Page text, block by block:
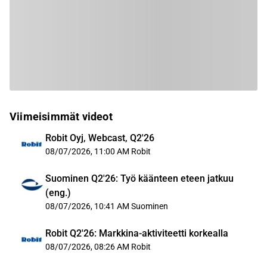
Viimeisimmät videot
Robit Oyj, Webcast, Q2'26
08/07/2026, 11:00 AM Robit
Suominen Q2'26: Työ käänteen eteen jatkuu
(eng.)
08/07/2026, 10:41 AM Suominen
Robit Q2'26: Markkina-aktiviteetti korkealla
08/07/2026, 08:26 AM Robit